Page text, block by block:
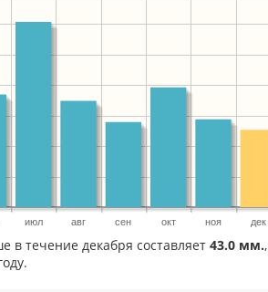
июл авг сен окт ноя дек
в течение декабря составляет 43.0 мм.,